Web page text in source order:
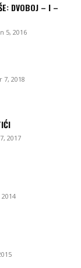
DVOBOJ – I –
5, 2016
7, 2018
2017